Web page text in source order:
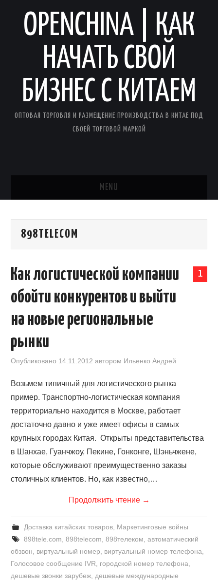
OPENCHINA | КАК
НАЧАТЬ СВОЙ
БИЗНЕС С КИТАЕМ
ОПТОВАЯ ТОРГОВЛЯ И РАЗМЕЩЕНИЕ ПРОИЗВОДСТВА В КИТАЕ ПОД
СВОЕЙ ТОРГОВОЙ МАРКОЙ
MENU
КАЛЕНДАРЬ ВЫСТАВОК В КИТАЕ
КЛУБ ИМПОРТЕРОВ
УСЛУГИ ПО БИЗНЕСУ С КИТАЕМ |
OPENCHINA
ТОВАРЫ ИЗ КИТАЯ
СТАТЬИ
КОНТАКТЫ
898TELECOM
1
Как логистической компании
обойти конкурентов и выйти
на новые региональные
рынки
Опубликовано 14.11.2012 автором Ильенко Андрей
Возьмем типичный для логистического рынка
пример. Транспортно-логистическая компания
территориально находится в Москве, работает
достаточно давно и уже имеет офисы в самых
крупных городах Китая. Открыты представительства
в Шанхае, Гуанчжоу, Пекине, Гонконге, Шэньчжене,
которые обслуживают преимущественно заказы
столичных клиентов. Но, как известно,…
Продолжить чтение →
Доставка китайских товаров, Маркетинговые войны
898tele.com 898telecom 898телеком автоматический
обзвон
виртуальный номер виртуальный номер телефона
Голосовое сообщение IVR
городской номер телефона
дешевые звонки зарубеж дешевые международные